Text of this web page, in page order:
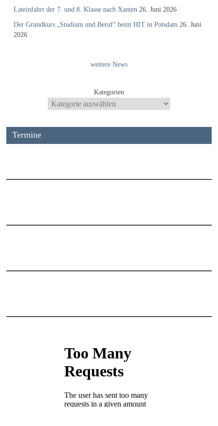
Lateinfahrt der 7. und 8. Klasse nach Xanten 26. Juni 2026
Der Grundkurs „Studium und Beruf“ beim HIT in Potsdam 26. Juni
2026
weitere News
Kategorien
Termine